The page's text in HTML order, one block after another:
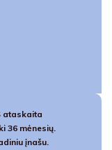
ataskaita
36 mėnesių.
įnašu.